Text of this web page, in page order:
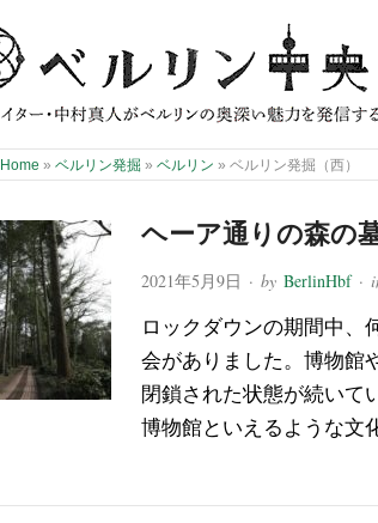
Home » ベルリン発掘 » ベルリン » ベルリン発掘（西）
ヘーア通りの森の
2021年5月9日 · by BerlinHbf·
ロックダウンの期間中、
会がありました。博物館
閉鎖された状態が続いて
博物館といえるような文